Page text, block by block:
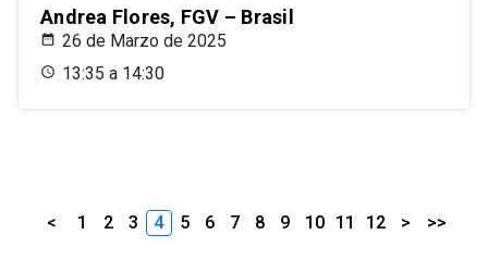
Andrea Flores, FGV – Brasil
26 de Marzo de 2025
13:35 a 14:30
< 1 2 3 4 5 6 7 8 9 10 11 12 > >>